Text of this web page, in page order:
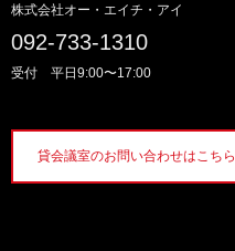
株式会社オー・エイチ・アイ
092-733-1310
受付 平日9:00〜17:00
貸会議室のお問い合わせはこちら